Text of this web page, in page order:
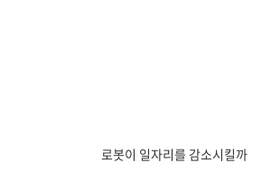
로봇이 일자리를 감소시킬까